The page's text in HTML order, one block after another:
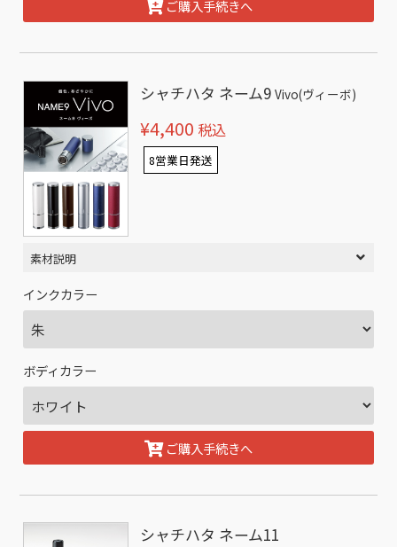
ご購入手続きへ
シャチハタ ネーム9Vivo(ヴィーボ)
¥4,400 税込
8営業日発送
素材説明
インクカラー
ボディカラー
ご購入手続きへ
シャチハタ ネーム11